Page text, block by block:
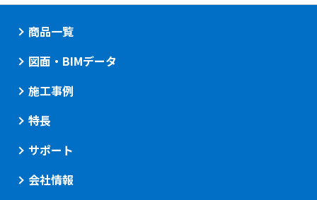
商品一覧
図面・BIMデータ
施工事例
特長
サポート
会社情報